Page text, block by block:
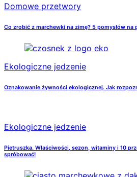
Domowe przetwory
Co zrobić z marchewki na zimę? 5 pomysłów
Ekologiczne jedzenie
Oznakowanie żywności ekologicznej. Jak
Ekologiczne jedzenie
Pietruszka. Właściwości, sezon, witaminy i 10
spróbować!